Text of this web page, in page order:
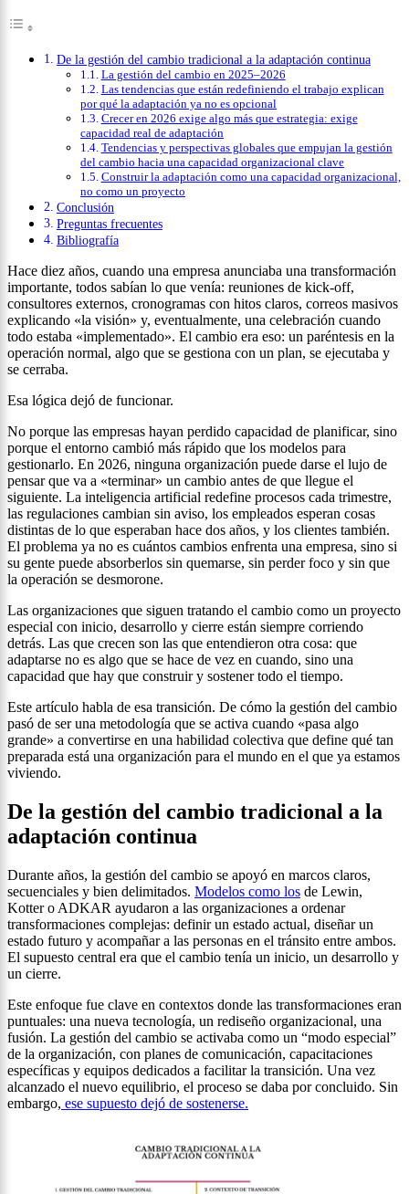
De la gestión del cambio tradicional a la adaptación continua
La gestión del cambio en 2025–2026
Las tendencias que están redefiniendo el trabajo explican
por qué la adaptación ya no es opcional
Crecer en 2026 exige algo más que estrategia: exige
capacidad real de adaptación
Tendencias y perspectivas globales que empujan la gestión
del cambio hacia una capacidad organizacional clave
Construir la adaptación como una capacidad organizacional,
no como un proyecto
Conclusión
Preguntas frecuentes
Bibliografía
Hace diez años, cuando una empresa anunciaba una transformación
importante, todos sabían lo que venía: reuniones de kick-off,
consultores externos, cronogramas con hitos claros, correos masivos
explicando «la visión» y, eventualmente, una celebración cuando
todo estaba «implementado». El cambio era eso: un paréntesis en la
operación normal, algo que se gestiona con un plan, se ejecutaba y
se cerraba.
Esa lógica dejó de funcionar.
No porque las empresas hayan perdido capacidad de planificar, sino
porque el entorno cambió más rápido que los modelos para
gestionarlo. En 2026, ninguna organización puede darse el lujo de
pensar que va a «terminar» un cambio antes de que llegue el
siguiente. La inteligencia artificial redefine procesos cada trimestre,
las regulaciones cambian sin aviso, los empleados esperan cosas
distintas de lo que esperaban hace dos años, y los clientes también.
El problema ya no es cuántos cambios enfrenta una empresa, sino si
su gente puede absorberlos sin quemarse, sin perder foco y sin que
la operación se desmorone.
Las organizaciones que siguen tratando el cambio como un proyecto
especial con inicio, desarrollo y cierre están siempre corriendo
detrás. Las que crecen son las que entendieron otra cosa: que
adaptarse no es algo que se hace de vez en cuando, sino una
capacidad que hay que construir y sostener todo el tiempo.
Este artículo habla de esa transición. De cómo la gestión del cambio
pasó de ser una metodología que se activa cuando «pasa algo
grande» a convertirse en una habilidad colectiva que define qué tan
preparada está una organización para el mundo en el que ya estamos
viviendo.
De la gestión del cambio tradicional a la
adaptación continua
Durante años, la gestión del cambio se apoyó en marcos claros,
secuenciales y bien delimitados. Modelos como los de Lewin,
Kotter o ADKAR ayudaron a las organizaciones a ordenar
transformaciones complejas: definir un estado actual, diseñar un
estado futuro y acompañar a las personas en el tránsito entre ambos.
El supuesto central era que el cambio tenía un inicio, un desarrollo y
un cierre.
Este enfoque fue clave en contextos donde las transformaciones eran
puntuales: una nueva tecnología, un rediseño organizacional, una
fusión. La gestión del cambio se activaba como un “modo especial”
de la organización, con planes de comunicación, capacitaciones
específicas y equipos dedicados a facilitar la transición. Una vez
alcanzado el nuevo equilibrio, el proceso se daba por concluido. Sin
embargo, ese supuesto dejó de sostenerse.